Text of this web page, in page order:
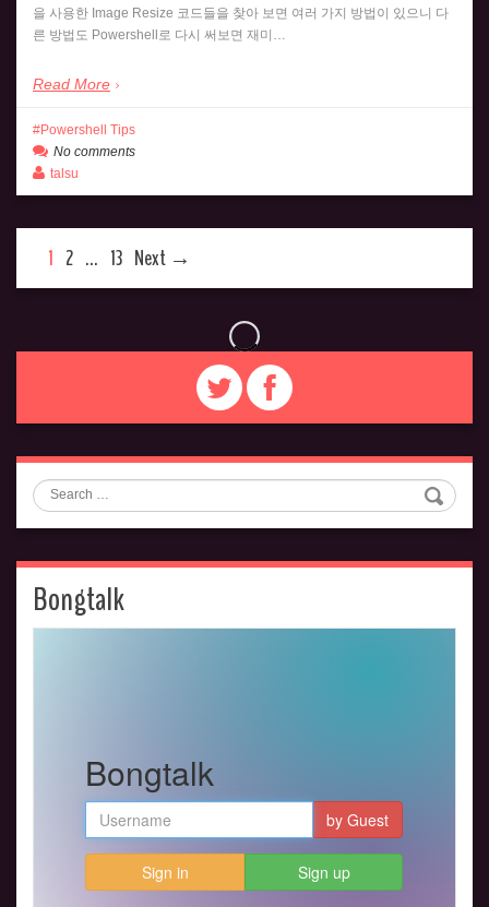
을 사용한 Image Resize 코드들을 찾아 보면 여러 가지 방법이 있으니 다
른 방법도 Powershell로 다시 써보면 재미…
Read More
Powershell Tips
No comments
talsu
1 2 … 13 Next →
Search
Bongtalk